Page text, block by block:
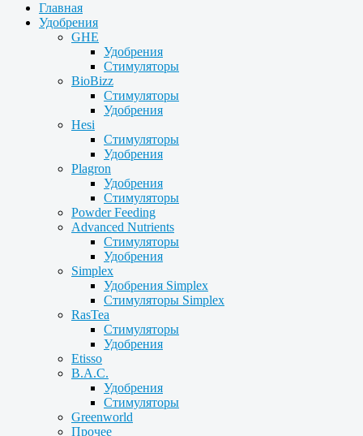
Главная
Удобрения
GHE
Удобрения
Стимуляторы
BioBizz
Стимуляторы
Удобрения
Hesi
Стимуляторы
Удобрения
Plagron
Удобрения
Стимуляторы
Powder Feeding
Advanced Nutrients
Стимуляторы
Удобрения
Simplex
Удобрения Simplex
Стимуляторы Simplex
RasTea
Стимуляторы
Удобрения
Etisso
B.A.C.
Удобрения
Стимуляторы
Greenworld
Прочее